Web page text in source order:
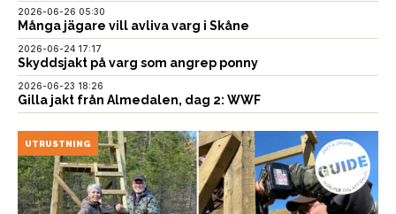
2026-06-26 05:30
Många jägare vill avliva varg i Skåne
2026-06-24 17:17
Skyddsjakt på varg som angrep ponny
2026-06-23 18:26
Gilla jakt från Almedalen, dag 2: WWF
UTRUSTNING